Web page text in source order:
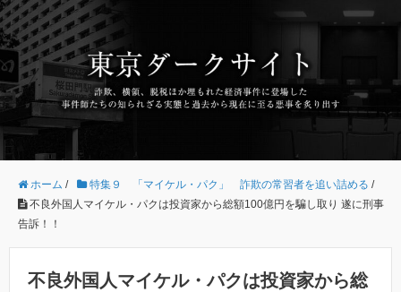
ホーム / 特集９ 「マイケル・パク」 詐欺の常習者を追い詰める /
不良外国人マイケル・パクは投資家から総額100億円を騙し取り 遂に刑事
告訴！！
不良外国人マイケル・パクは投資家から総